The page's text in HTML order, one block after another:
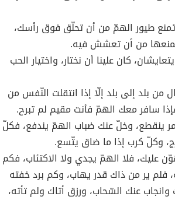
طيور الهمّ من أن تحلّق فوق رأسك،
من أن تعشش فيه.
كان علينا أن نختار، واختيار الحب
من بلد إلى بلد إلّا إذا انتقلت النّفس من
سافر معك الهمّ فأنت مقيم لم تبرح.
ينقطع، وخلّ عنك ضباب الهمّ يندفع، فكلّ
وكلّ كرب إذا ما ضاق يتّسع.
عليك، فلا الهمّ يجدي ولا الاكتئاب، فكم
فلم ير من ذاك قدر يهاب، وكم برد خفته
عنك السّحاب، ورزق أتاك ولم تأته،